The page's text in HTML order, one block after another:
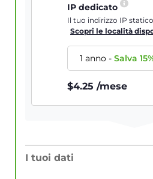
IP dedicato
Il tuo indirizzo IP
Scopri le località
1 anno-Salva15
$4.25 /mese
I tuoi dati